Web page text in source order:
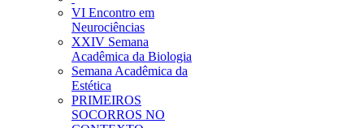
VI Encontro em
Neurociências
XXIV Semana
Acadêmica da Biologia
Semana Acadêmica da
Estética
PRIMEIROS
SOCORROS NO